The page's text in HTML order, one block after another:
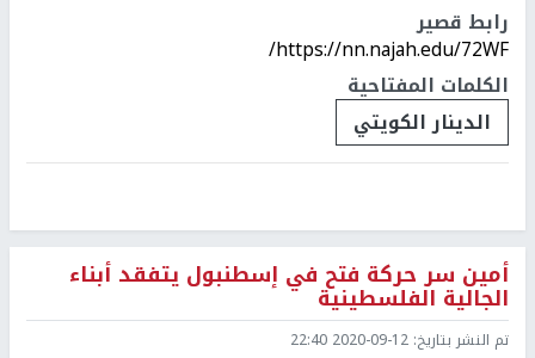
رابط قصير
https://nn.najah.edu/72WF/
الكلمات المفتاحية
الدينار الكويتي
أمين سر حركة فتح في إسطنبول يتفقد أبناء
الجالية الفلسطينية
تم النشر بتاريخ: 2020-09-12 22:40